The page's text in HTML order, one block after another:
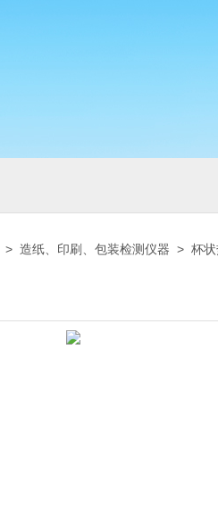
> 造纸、印刷、包装检测仪器 > 杯